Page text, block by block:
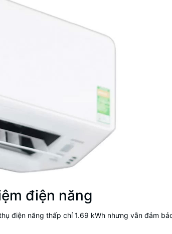
điện năng
điện năng thấp chỉ 1.69 kWh nhưng vẫn đảm